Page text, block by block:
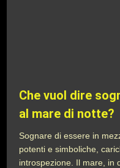
Che vuol dire
al mare di notte?
Sognare di essere in
potenti e simboliche,
introspezione. Il mare, in